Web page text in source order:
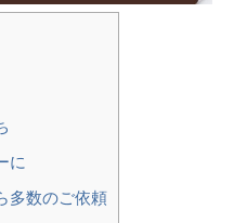
に
多数のご依頼